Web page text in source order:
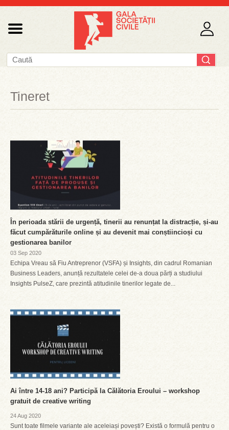
Tineret
În perioada stării de urgență, tinerii au renunțat la distracție, și-au
făcut cumpărăturile online și au devenit mai conștiincioși cu
gestionarea banilor
03 Sep 2020
Echipa Vreau să Fiu Antreprenor (VSFA) și Insights, din cadrul Romanian
Business Leaders, anunță rezultatele celei de-a doua părți a studiului
Insights PulseZ, care prezintă atitudinile tinerilor legate de...
Ai între 14-18 ani? Participă la Călătoria Eroului – workshop
gratuit de creative writing
24 Aug 2020
Sunt toate filmele variante ale aceleiași povești? Există o formulă pentru o